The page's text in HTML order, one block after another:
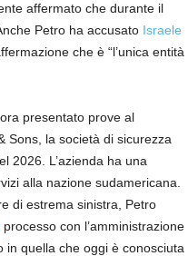
affermato che durante il
Petro ha accusato Israele
che è “l’unica entità
presentato prove al
Sons, la società di sicurezza
2026. L’azienda ha una
alla nazione sudamericana.
di estrema sinistra, Petro
processo con l’amministrazione
quella che oggi è conosciuta